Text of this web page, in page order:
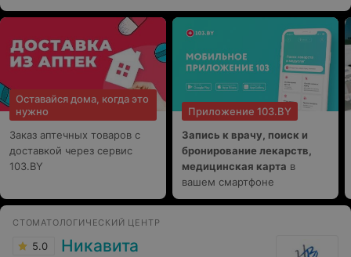
Оставайся дома, когда это
нужно
Заказ аптечных товаров с
доставкой через сервис
103.BY
Приложение 103.BY
Запись к врачу, поиск и
бронирование лекарств,
медицинская карта в
вашем смартфоне
СТОМАТОЛОГИЧЕСКИЙ ЦЕНТР
5.0 Никавита